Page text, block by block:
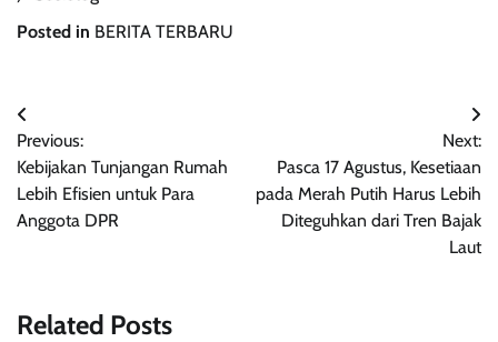
Posted in BERITA TERBARU
Navigasi
pos
Previous:
Kebijakan Tunjangan Rumah
Lebih Efisien untuk Para
Anggota DPR
Next:
Pasca 17 Agustus, Kesetiaan
pada Merah Putih Harus Lebih
Diteguhkan dari Tren Bajak
Laut
Related Posts